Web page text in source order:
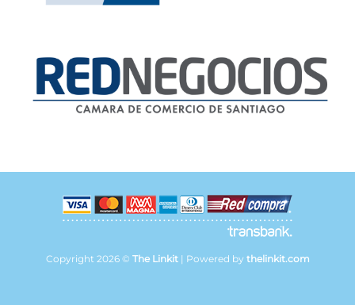
Copyright 2026 © The Linkit| Powered by thelinkit.com